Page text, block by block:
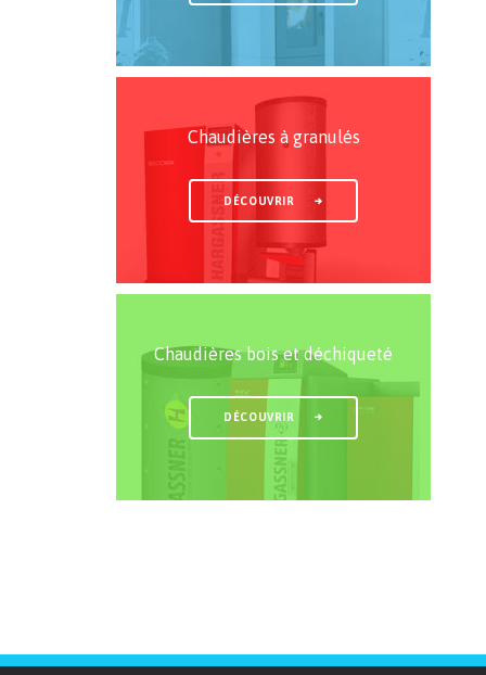
Chaudières à granulés
DÉCOUVRIR
Chaudières bois et déchiqueté
DÉCOUVRIR